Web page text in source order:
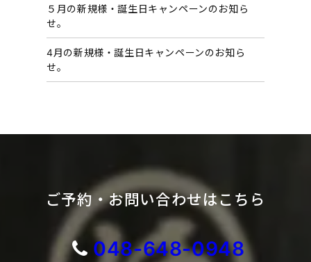
５月の新規様・誕生日キャンペーンのお知ら
せ。
4月の新規様・誕生日キャンペーンのお知ら
せ。
ご予約・お問い合わせはこちら
048-648-0948